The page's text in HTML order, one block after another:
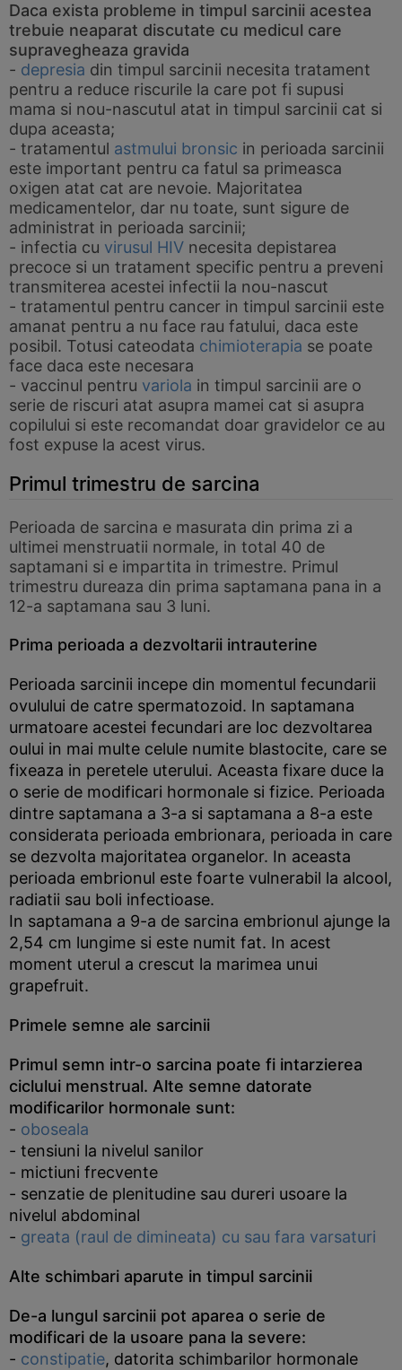
Daca exista probleme in timpul sarcinii acestea
trebuie neaparat discutate cu medicul care
supravegheaza gravida
- depresia din timpul sarcinii necesita tratament
pentru a reduce riscurile la care pot fi supusi
mama si nou-nascutul atat in timpul sarcinii cat si
dupa aceasta;
- tratamentul astmului bronsic in perioada sarcinii
este important pentru ca fatul sa primeasca
oxigen atat cat are nevoie. Majoritatea
medicamentelor, dar nu toate, sunt sigure de
administrat in perioada sarcinii;
- infectia cu virusul HIV necesita depistarea
precoce si un tratament specific pentru a preveni
transmiterea acestei infectii la nou-nascut
- tratamentul pentru cancer in timpul sarcinii este
amanat pentru a nu face rau fatului, daca este
posibil. Totusi cateodata chimioterapia se poate
face daca este necesara
- vaccinul pentru variola in timpul sarcinii are o
serie de riscuri atat asupra mamei cat si asupra
copilului si este recomandat doar gravidelor ce au
fost expuse la acest virus.
Primul trimestru de sarcina
Perioada de sarcina e masurata din prima zi a
ultimei menstruatii normale, in total 40 de
saptamani si e impartita in trimestre. Primul
trimestru dureaza din prima saptamana pana in a
12-a saptamana sau 3 luni.
Prima perioada a dezvoltarii intrauterine
Perioada sarcinii incepe din momentul fecundarii
ovulului de catre spermatozoid. In saptamana
urmatoare acestei fecundari are loc dezvoltarea
oului in mai multe celule numite blastocite, care se
fixeaza in peretele uterului. Aceasta fixare duce la
o serie de modificari hormonale si fizice. Perioada
dintre saptamana a 3-a si saptamana a 8-a este
considerata perioada embrionara, perioada in care
se dezvolta majoritatea organelor. In aceasta
perioada embrionul este foarte vulnerabil la alcool,
radiatii sau boli infectioase.
In saptamana a 9-a de sarcina embrionul ajunge la
2,54 cm lungime si este numit fat. In acest
moment uterul a crescut la marimea unui
grapefruit.
Primele semne ale sarcinii
Primul semn intr-o sarcina poate fi intarzierea
ciclului menstrual. Alte semne datorate
modificarilor hormonale sunt:
- oboseala
- tensiuni la nivelul sanilor
- mictiuni frecvente
- senzatie de plenitudine sau dureri usoare la
nivelul abdominal
- greata (raul de dimineata) cu sau fara varsaturi
Alte schimbari aparute in timpul sarcinii
De-a lungul sarcinii pot aparea o serie de
modificari de la usoare pana la severe:
- constipatie, datorita schimbarilor hormonale